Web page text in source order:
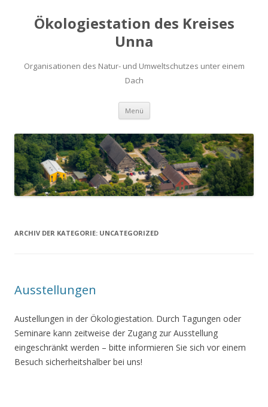
Ökologiestation des Kreises
Unna
Organisationen des Natur- und Umweltschutzes unter einem
Dach
Menü Zum
springen
ARCHIV DER KATEGORIE: UNCATEGORIZED
Ausstellungen
Austellungen in der Ökologiestation. Durch Tagungen oder
Seminare kann zeitweise der Zugang zur Ausstellung
eingeschränkt werden – bitte informieren Sie sich vor einem
Besuch sicherheitshalber bei uns!